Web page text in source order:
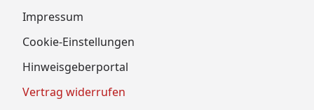
Impressum
Cookie-Einstellungen
Hinweisgeberportal
Vertrag widerrufen